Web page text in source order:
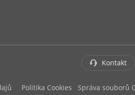
Kontakt
Politika Cookies Správa souborů